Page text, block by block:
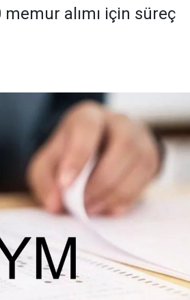
alımı için süreç